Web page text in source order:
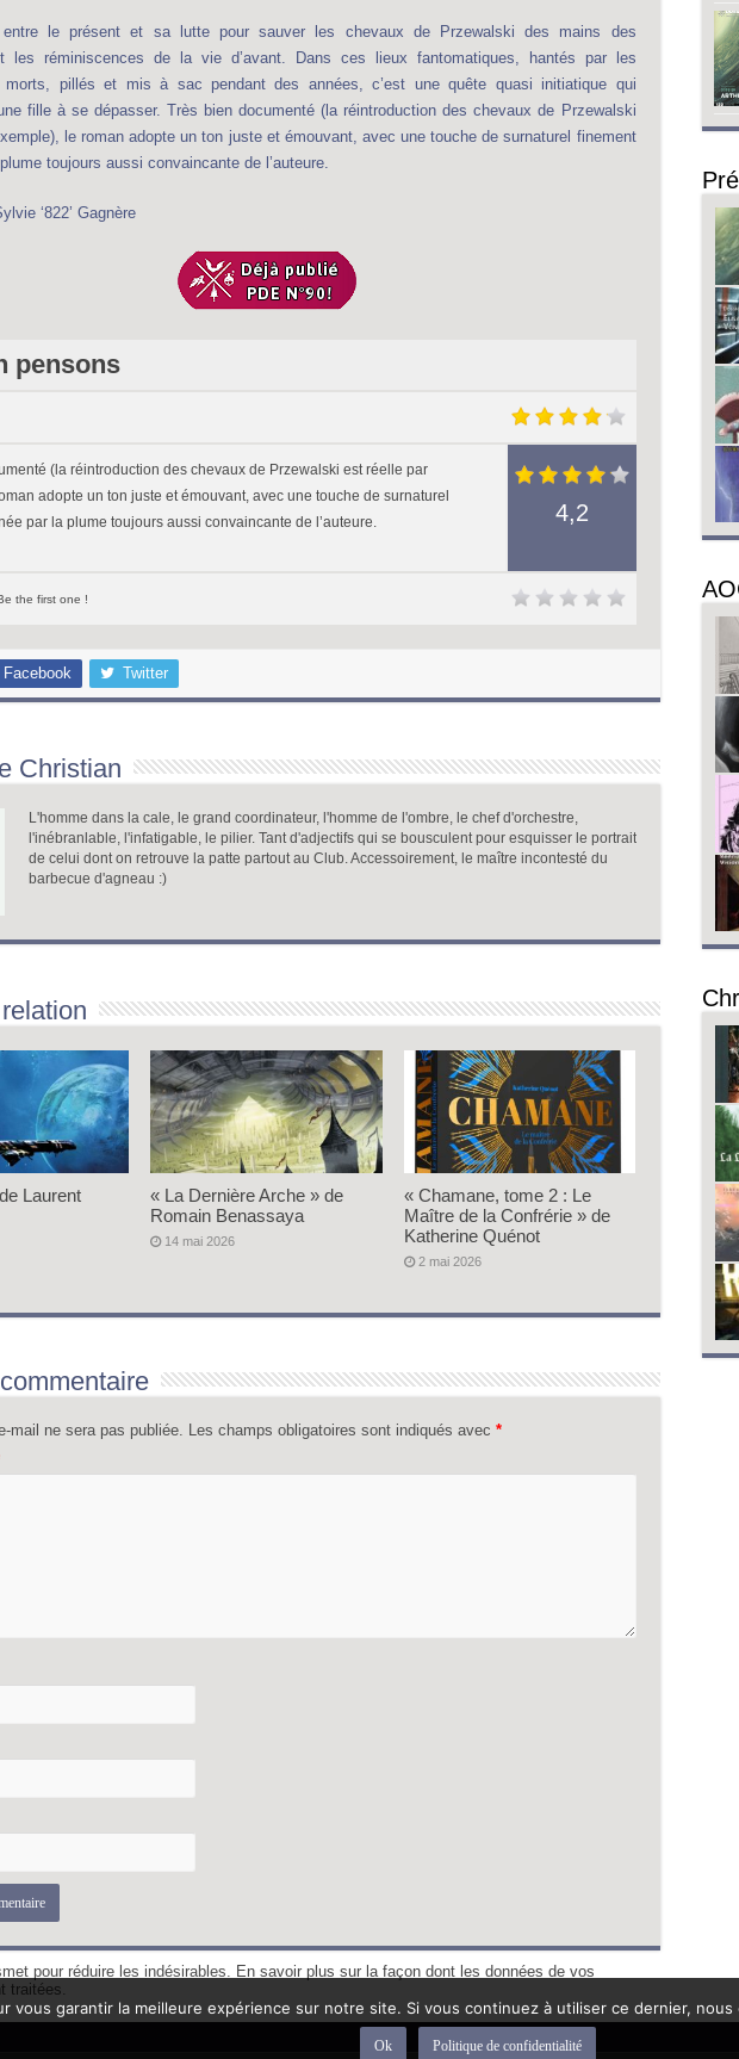
entre le présent et sa lutte pour sauver les chevaux de Przewalski des mains des
les réminiscences de la vie d’avant. Dans ces lieux fantomatiques, hantés par les
morts, pillés et mis à sac pendant des années, c’est une quête quasi initiatique qui
fille à se dépasser. Très bien documenté (la réintroduction des chevaux de Przewalski
le roman adopte un ton juste et émouvant, avec une touche de surnaturel finement
toujours aussi convaincante de l’auteure.
‘822’ Gagnère
pensons
4,2
(la réintroduction des chevaux de Przewalski est réelle par
adopte un ton juste et émouvant, avec une touche de surnaturel
par la plume toujours aussi convaincante de l’auteure.
the first one !
Facebook Twitter
Christian
L'homme dans la cale, le grand coordinateur, l'homme de l'ombre, le chef d'orchestre,
l'inébranlable, l'infatigable, le pilier. Tant d'adjectifs qui se bousculent pour esquisser le portrait
de celui dont on retrouve la patte partout au Club. Accessoirement, le maître incontesté du
barbecue d'agneau :)
Laurent
« La Dernière Arche » de
Romain Benassaya
14 mai 2026
« Chamane, tome 2 : Le
Maître de la Confrérie » de
Katherine Quénot
2 mai 2026
mail ne sera pas publiée. Les champs obligatoires sont indiqués avec *
pour réduire les indésirables. En savoir plus sur la façon dont les données de vos
traitées.
vous garantir la meilleure expérience sur notre site. Si vous continuez à utiliser ce dernier,
Ok Politique de confidentialité